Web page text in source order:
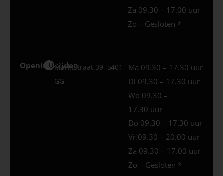
Za 09.30 – 17.00 uur
Zo – Gesloten *
Openingstijden
Uden
Marktstraat 39, 5401
GG
Ma 09.30 – 17.30 uur
Di 09.30 – 17.30 uur
Wo 09.30 –
17.30 uur
Do 09.30 – 17.30 uur
Vr 09.30 – 20.00 uur
Za 09.30 – 17.00 uur
Zo – Gesloten *